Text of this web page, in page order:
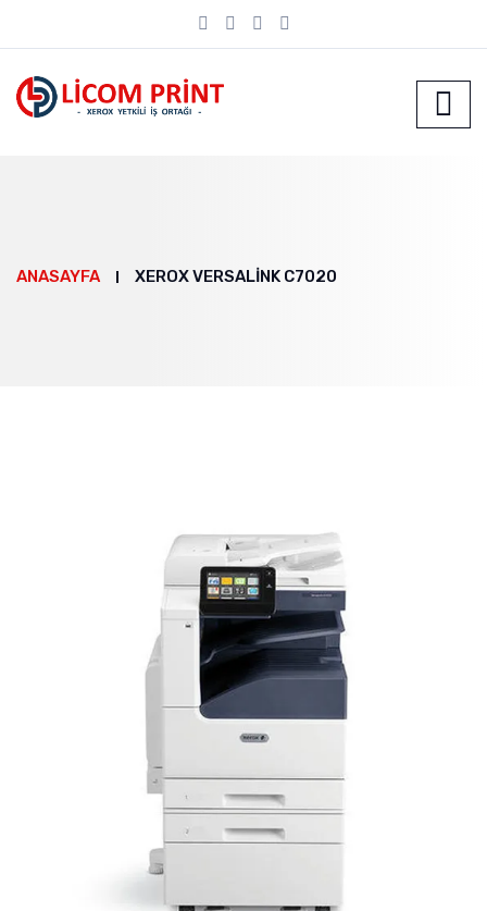
ANASAYFA XEROX VERSALİNK C7020